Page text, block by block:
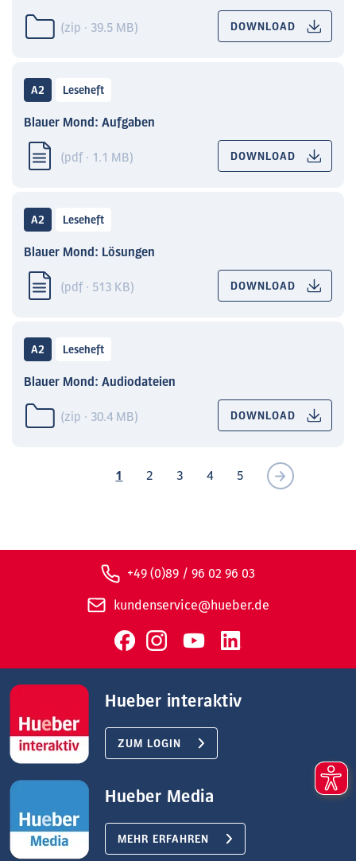
(zip · 39.5 MB) DOWNLOAD
A2 Leseheft
Blauer Mond: Aufgaben
(pdf · 1.1 MB) DOWNLOAD
A2 Leseheft
Blauer Mond: Lösungen
(pdf · 513 KB) DOWNLOAD
A2 Leseheft
Blauer Mond: Audiodateien
(zip · 30.4 MB) DOWNLOAD
1 2 3 4 5
+49 (0)89 / 96 02 96 03
kundenservice@hueber.de
Hueber interaktiv
ZUM LOGIN
Hueber Media
MEHR ERFAHREN